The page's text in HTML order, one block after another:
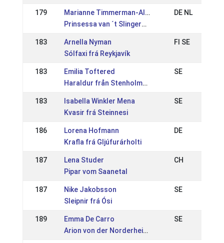
179
Marianne Timmerman-Alberts
Prinsessa van ´t Slingerbos
DE NL
183
Arnella Nyman
Sólfaxi frá Reykjavík
FI SE
183
Emilia Toftered
Haraldur från Stenholmen
SE
183
Isabella Winkler Mena
Kvasir frá Steinnesi
SE
186
Lorena Hofmann
Krafla frá Gljúfurárholti
DE
187
Lena Studer
Pipar vom Saanetal
CH
187
Nike Jakobsson
Sleipnir frá Ósi
SE
189
Emma De Carro
Arion von der Norderheide
SE